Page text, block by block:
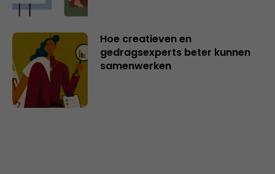
Hoe creatieven en
gedragsexperts beter kunnen
samenwerken